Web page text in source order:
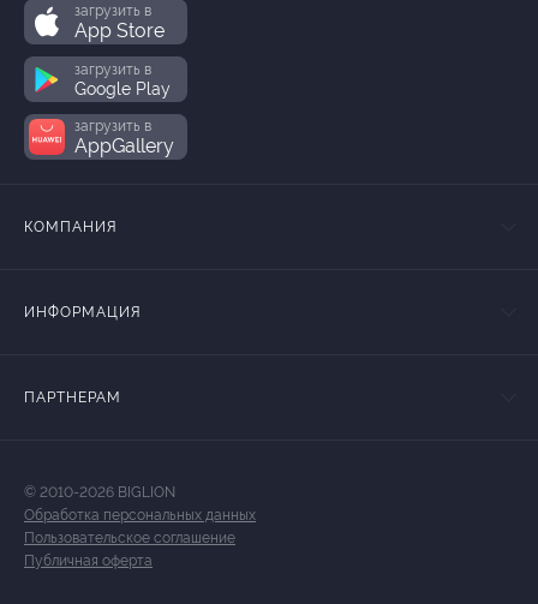
загрузить в
App Store
загрузить в
Google Play
загрузить в
AppGallery
КОМПАНИЯ
ИНФОРМАЦИЯ
ПАРТНЕРАМ
© 2010-2026 BIGLION
Обработка персональных данных
Пользовательское соглашение
Публичная оферта